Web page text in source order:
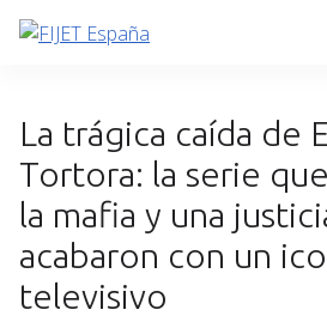
Skip
La trágica caída de
Tortora: la serie
la mafia y una
acabaron con un
televisivo